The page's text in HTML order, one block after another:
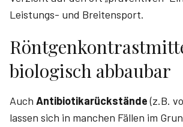
Leistungs- und Breitensport.
biologisch abbaubar
Auch Antibiotikarückstände(z.B.
lassen sich in manchen Fällen im